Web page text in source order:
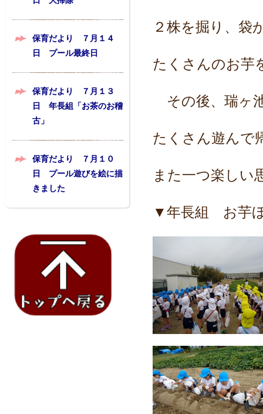
保育だより ７月１４
日 プール最終日
保育だより ７月１３
日 年長組「お茶のお稽
古」
保育だより ７月１０
日 プール遊びを絵に描
きました
２株を掘り、袋
たくさんのお芋
その後、瑞ヶ
たくさん遊んで
また一つ楽しい
▼年長組 お芋